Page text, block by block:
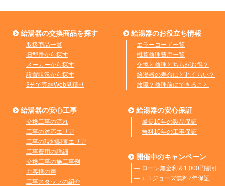
給湯器の交換商品を探す
― 取扱商品一覧
― 旧型番から探す
― メーカーから探す
― 設置状況から探す
― 3分で完結Web見積り
給湯器のお役立ち情報
― エラーコード一覧
― 概算修理費用一覧
― 交換と修理どちらがお得？
― 給湯器の寿命はどれくらい？
― 故障？修理前にできること
給湯器の安心工事
― 交換工事の流れ
― 工事の対応エリア
― 工事の現地調査エリア
― 工事費用の詳細
― 交換工事の施工事例
― お客様の声
― 工事スタッフの紹介
給湯器の安心保証
― 最長10年の製品保証
― 無料10年の工事保証
開催中のキャンペーン
― ローン無金利＆1,000円割引
―エコジョーズ無料7年保証